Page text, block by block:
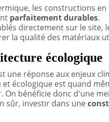
les constructions
parfaitement durables.
directement sur le
la qualité des matériaux
écologique
une réponse aux enjeux
écologique est quand
On bénéficie donc d'une
sûr, investir dans une